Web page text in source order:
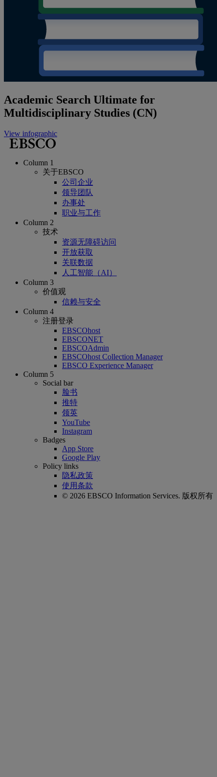
Academic Search Ultimate for
Multidisciplinary Studies (CN)
View infographic
Column 1
关于EBSCO
公司企业
领导团队
办事处
职业与工作
Column 2
技术
资源无障碍访问
开放获取
关联数据
人工智能（AI）
Column 3
价值观
信赖与安全
Column 4
注册登录
EBSCOhost
EBSCONET
EBSCOAdmin
EBSCOhost Collection Manager
EBSCO Experience Manager
Column 5
Social bar
脸书
推特
领英
YouTube
Instagram
Badges
App Store
Google Play
Policy links
隐私政策
使用条款
© 2026 EBSCO Information Services. 版权所有